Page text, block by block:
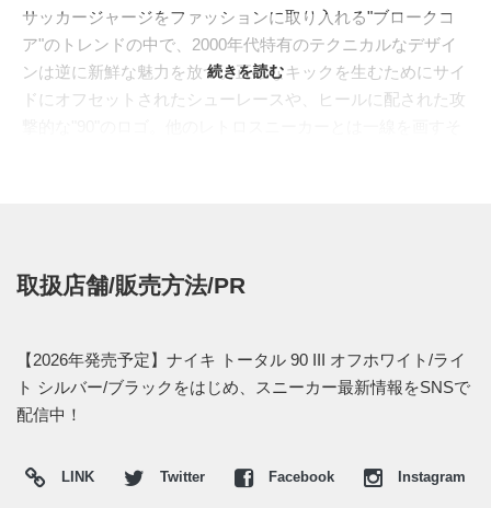
サッカージャージをファッションに取り入れる"ブロークコ
ア"のトレンドの中で、2000年代特有のテクニカルなデザイ
ンは逆に新鮮な魅力を放つ。正確なキックを生むためにサイ
ドにオフセットされたシューレースや、ヒールに配された攻
とで、見る角度によって異なる輝きを放つ。サイドのスウッ
シャイニーな仕上がりは、足元で圧倒的な存在感を発揮する
一足となっている。
海外では2026年にナイキ取扱店にて発売予定。価格は
やFacebook などで報告したい。
続きを読む
取扱店舗/販売方法/PR
【2026年発売予定】ナイキ トータル 90 III オフホワイト/ライ
ト シルバー/ブラックをはじめ、スニーカー最新情報をSNSで
配信中！
LINK Twitter Facebook Instagram